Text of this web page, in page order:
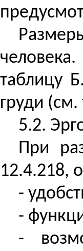
таблицу
груди
5.2.
При
12.4.218,
-
-
-